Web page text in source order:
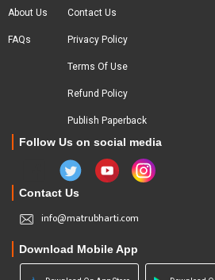
About Us
FAQs
Contact Us
Privacy Policy
Terms Of Use
Refund Policy
Publish Paperback
Follow Us on social media
Contact Us
info@matrubharti.com
Download Mobile App